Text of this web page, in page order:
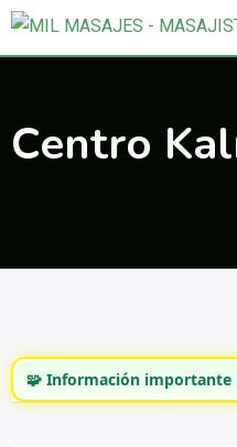
Saltar
Centro
🧩 Información importante